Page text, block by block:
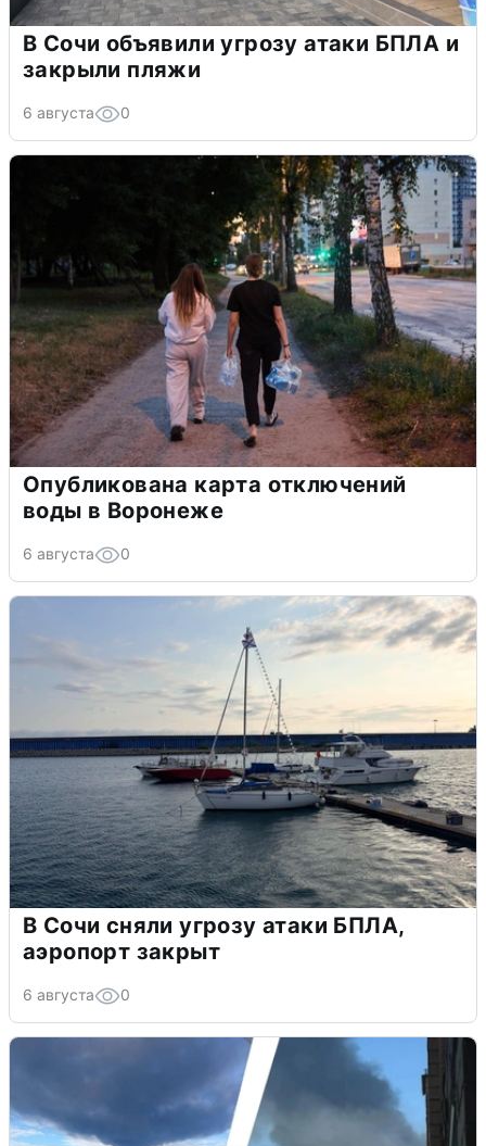
В Сочи объявили угрозу атаки БПЛА и
закрыли пляжи
6 августа 0
Опубликована карта отключений
воды в Воронеже
6 августа 0
В Сочи сняли угрозу атаки БПЛА,
аэропорт закрыт
6 августа 0